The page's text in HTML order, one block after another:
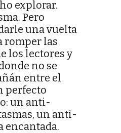
explorar.
Pero
una vuelta
romper las
los lectores y
no se
entre el
perfecto
un anti-
un anti-
encantada.